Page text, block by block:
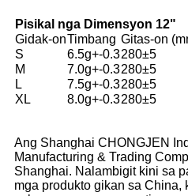
Pisikal nga Dimensyon 12"
Gidak-onTimbang Gitas-on
S
6.5g+-0.3280±5
M
7.0g+-0.3280±5
L
7.5g+-0.3280±5
XL
8.0g+-0.3280±5
Ang Shanghai CHONGJEN
Manufacturing & Trading
Shanghai. Nalambigit kini sa
mga produkto gikan sa China,